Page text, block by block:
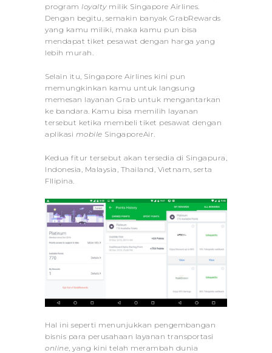
program loyaltymilik Singapore Airlines.
Dengan begitu, semakin banyak GrabRewards
yang kamu miliki, maka kamu pun bisa
mendapat tiket pesawat dengan harga yang
lebih murah.
Selain itu, Singapore Airlines kini pun
memungkinkan kamu untuk langsung
memesan layanan Grab untuk mengantarkan
ke bandara. Kamu bisa memilih layanan
tersebut ketika membeli tiket pesawat dengan
aplikasi mobile SingaporeAir.
Kedua fitur tersebut akan tersedia di Singapura,
Indonesia, Malaysia, Thailand, Vietnam, serta
FIlipina.
Hal ini seperti menunjukkan pengembangan
bisnis para perusahaan layanan transportasi
online , yang kini telah merambah dunia